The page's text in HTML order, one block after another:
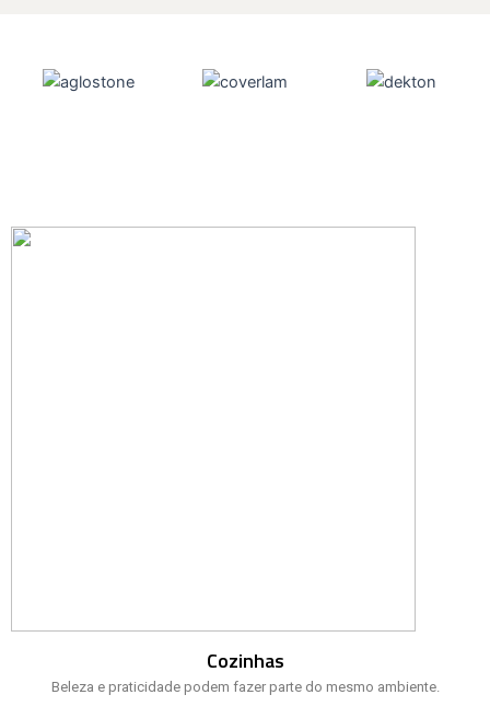
Cozinhas
Beleza e praticidade podem fazer parte do mesmo ambiente.